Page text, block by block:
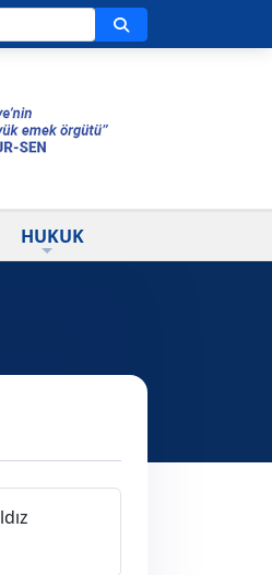
HUKUK